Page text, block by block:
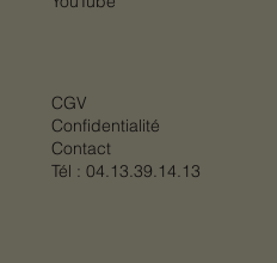
CGV
Confidentialité
Contact
Tél : 04.13.39.14.13